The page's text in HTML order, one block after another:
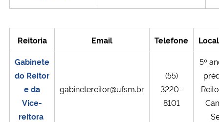
Reitoria Email Telefone
Gabinete
do Reitor
e da
Vice-
reitora
gabinetereitor@ufsm.br
(55)
3220-
8101
5º